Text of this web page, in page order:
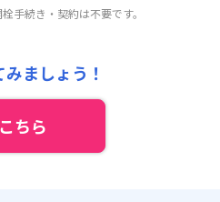
手続き・契約は不要です。
ましょう！
ちら